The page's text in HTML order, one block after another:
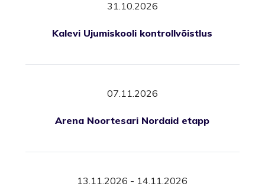
31.10.2026
Kalevi Ujumiskooli kontrollvõistlus
07.11.2026
Arena Noortesari Nordaid etapp
13.11.2026 - 14.11.2026